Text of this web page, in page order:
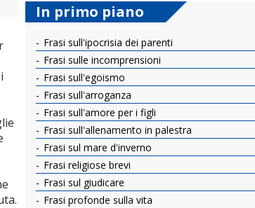
In primo piano
Frasi sull'ipocrisia dei parenti
Frasi sulle incomprensioni
Frasi sull'egoismo
Frasi sull'arroganza
Frasi sull'amore per i figli
Frasi sull'allenamento in palestra
Frasi sul mare d'inverno
Frasi religiose brevi
Frasi sul giudicare
Frasi profonde sulla vita